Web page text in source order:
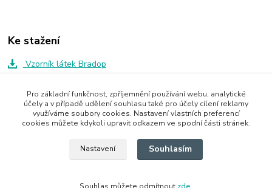
Ke stažení
Vzorník látek Bradop
Zboží zařazeno v kategoriích
Pro základní funkčnost, zpříjemnění používání webu, analytické
účely a v případě udělení souhlasu také pro účely cílení reklamy
využíváme soubory cookies. Nastavení vlastních preferencí
cookies můžete kdykoli upravit odkazem ve spodní části stránek.
Nastavení Souhlasím